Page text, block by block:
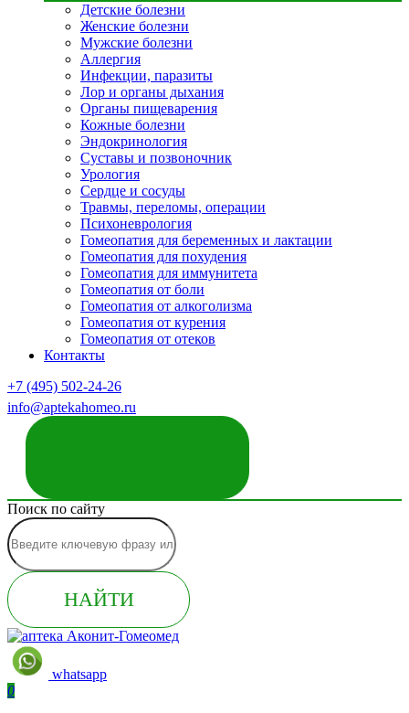
Детские болезни
Женские болезни
Мужские болезни
Аллергия
Инфекции, паразиты
Лор и органы дыхания
Органы пищеварения
Кожные болезни
Эндокринология
Суставы и позвоночник
Урология
Сердце и сосуды
Травмы, переломы, операции
Психоневрология
Гомеопатия для беременных и лактации
Гомеопатия для похудения
Гомеопатия для иммунитета
Гомеопатия от боли
Гомеопатия от алкоголизма
Гомеопатия от курения
Гомеопатия от отеков
Контакты
+7 (495) 502-24-26
info@aptekahomeo.ru
Поиск по сайту
НАЙТИ
whatsapp
0